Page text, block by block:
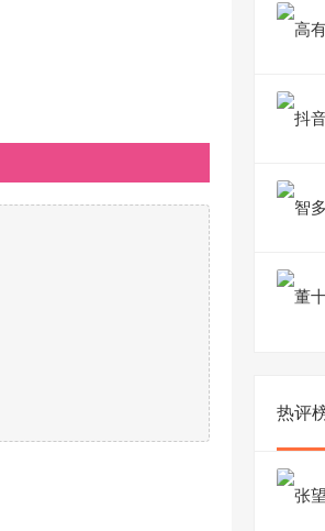
热评